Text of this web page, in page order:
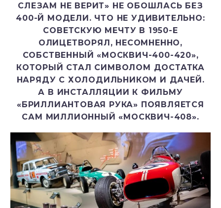
СЛЕЗАМ НЕ ВЕРИТ» НЕ ОБОШЛАСЬ БЕЗ
400-Й МОДЕЛИ. ЧТО НЕ УДИВИТЕЛЬНО:
СОВЕТСКУЮ МЕЧТУ В 1950-Е
ОЛИЦЕТВОРЯЛ, НЕСОМНЕННО,
СОБСТВЕННЫЙ «МОСКВИЧ-400-420»,
КОТОРЫЙ СТАЛ СИМВОЛОМ ДОСТАТКА
НАРЯДУ С ХОЛОДИЛЬНИКОМ И ДАЧЕЙ.
А В ИНСТАЛЛЯЦИИ К ФИЛЬМУ
«БРИЛЛИАНТОВАЯ РУКА» ПОЯВЛЯЕТСЯ
САМ МИЛЛИОННЫЙ «МОСКВИЧ-408».